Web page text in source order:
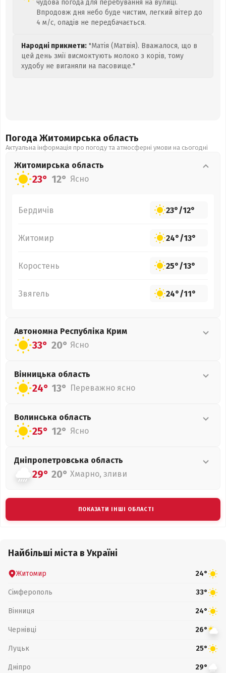
чудова погода для перебування на вулиці.
Впродовж дня небо буде чистим, легкий вітер до
4 м/с, опадів не передбачається.
Народні прикмети: "Матія (Матвія). Вважалося, що в
цей день змії висмоктують молоко з корів, тому
худобу не виганяли на пасовище."
Погода Житомирська область
Актуальна інформація про погоду та атмосферні умови на сьогодні
Житомирська область
23° 12° Ясно
Бердичів 23°/12°
Житомир 24°/13°
Коростень 25°/13°
Звягель 24°/11°
Автономна Республіка Крим
33° 20° Ясно
Вінницька область
24° 13° Переважно ясно
Волинська область
25° 12° Ясно
Дніпропетровська область
29° 20° Хмарно, зливи
ПОКАЗАТИ ІНШІ ОБЛАСТІ
Найбільші міста в Україні
Житомир 24°
Сімферополь 33°
Вінниця 24°
Чернівці 26°
Луцьк 25°
Дніпро 29°